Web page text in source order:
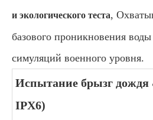
и экологического теста,
базового проникновения
симуляций военного уровня.
Испытание брызг
IPX6)